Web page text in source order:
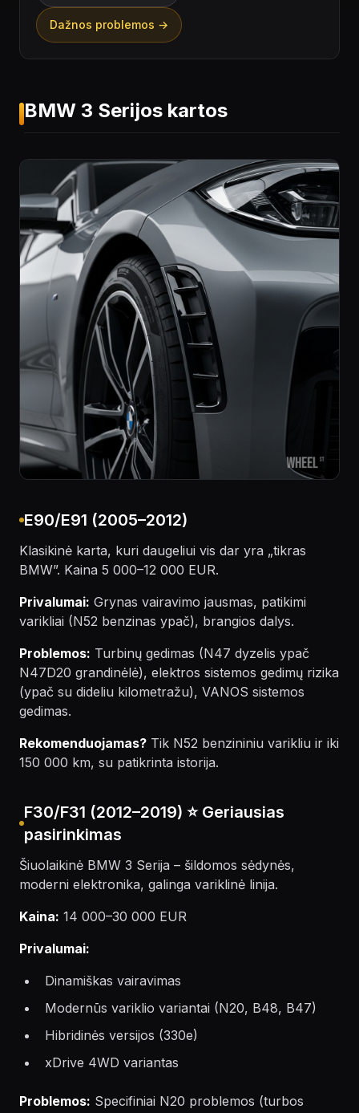
Dažnos problemos →
BMW 3 Serijos kartos
E90/E91 (2005–2012)
Klasikinė karta, kuri daugeliui vis dar yra „tikras
BMW”. Kaina 5 000–12 000 EUR.
Privalumai: Grynas vairavimo jausmas, patikimi
varikliai (N52 benzinas ypač), brangios dalys.
Problemos: Turbinų gedimas (N47 dyzelis ypač
N47D20 grandinėlė), elektros sistemos gedimų rizika
(ypač su dideliu kilometražu), VANOS sistemos
gedimas.
Rekomenduojamas? Tik N52 benzininiu varikliu ir iki
150 000 km, su patikrinta istorija.
F30/F31 (2012–2019) ⭐ Geriausias
pasirinkimas
Šiuolaikinė BMW 3 Serija – šildomos sėdynės,
moderni elektronika, galinga variklinė linija.
Kaina: 14 000–30 000 EUR
Privalumai:
Dinamiškas vairavimas
Modernūs variklio variantai (N20, B48, B47)
Hibridinės versijos (330e)
xDrive 4WD variantas
Problemos: Specifiniai N20 problemos (turbos